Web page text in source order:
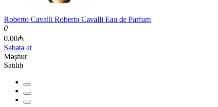
Roberto Cavalli Roberto Cavalli Eau de Parfum
0
0.00₼
Səbətə at
Məşhur
Satılıb